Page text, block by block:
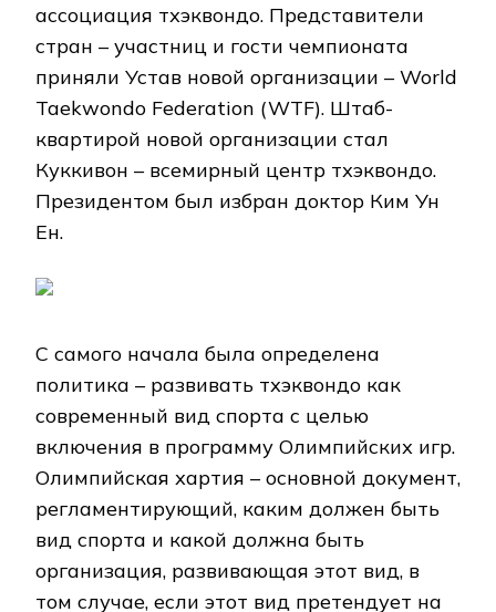
ассоциация тхэквондо. Представители
стран – участниц и гости чемпионата
приняли Устав новой организации – World
Taekwondo Federation (WTF). Штаб-
квартирой новой организации стал
Куккивон – всемирный центр тхэквондо.
Президентом был избран доктор Ким Ун
Ен.
С самого начала была определена
политика – развивать тхэквондо как
современный вид спорта с целью
включения в программу Олимпийских игр.
Олимпийская хартия – основной документ,
регламентирующий, каким должен быть
вид спорта и какой должна быть
организация, развивающая этот вид, в
том случае, если этот вид претендует на